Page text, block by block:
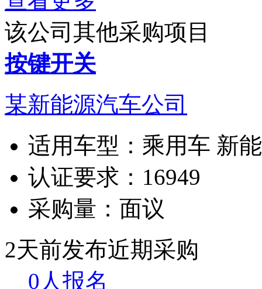
该公司其他采购项目
按键开关
某新能源汽车公司
适用车型： 乘用车 新
认证要求： 16949
采购量： 面议
2天前发布近期采购
0人报名